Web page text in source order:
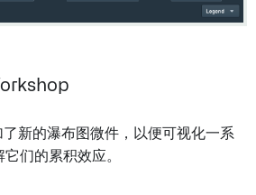
了新的瀑布图微件，以便可视化一系
们的累积效应。